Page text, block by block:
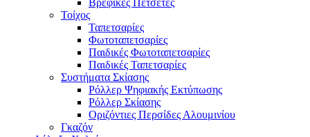
Βρεφικές Πετσέτες
Τοίχος
Ταπετσαρίες
Φωτοταπετσαρίες
Παιδικές Φωτοταπετσαρίες
Παιδικές Ταπετσαρίες
Συστήματα Σκίασης
Ρόλλερ Ψηφιακής Εκτύπωσης
Ρόλλερ Σκίασης
Οριζόντιες Περσίδες Αλουμινίου
Γκαζόν